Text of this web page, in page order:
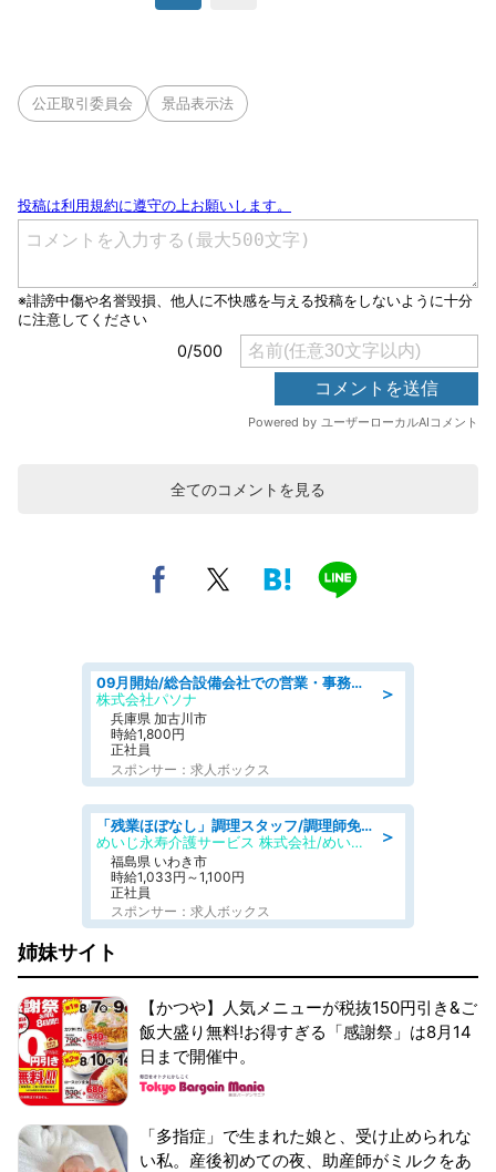
公正取引委員会 景品表示法
全てのコメントを見る
＞
09月開始/総合設備会社での営業・事務のお仕事/車通勤可/賞与あり/営業/営業事務
株式会社パソナ
兵庫県 加古川市
時給1,800円
正社員
スポンサー：求人ボックス
＞
「残業ほぼなし」調理スタッフ/調理師免許必須/正職員/日勤のみ/住宅型有料老人ホーム
めいじ永寿介護サービス 株式会社/めいじ永寿介護サービスセンター
福島県 いわき市
時給1,033円～1,100円
正社員
スポンサー：求人ボックス
姉妹サイト
【かつや】人気メニューが税抜150円引き&ご
飯大盛り無料!お得すぎる「感謝祭」は8月14
日まで開催中。
「多指症」で生まれた娘と、受け止められな
い私。産後初めての夜、助産師がミルクをあ